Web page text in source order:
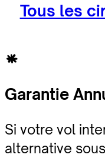
Tous les
Garantie
Si votre vol
alternative